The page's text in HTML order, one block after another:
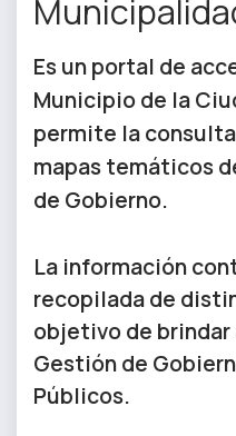
Es un portal de
Municipio de la
permite la
mapas temáticos
de Gobierno.
La información
recopilada de
objetivo de brindar
Gestión de
Públicos.